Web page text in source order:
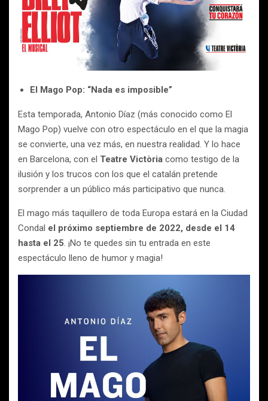
El Mago Pop: “Nada es imposible”
Esta temporada, Antonio Díaz (más conocido como El
Mago Pop) vuelve con otro espectáculo en el que la magia
se convierte, una vez más, en nuestra realidad. Y lo hace
en Barcelona, con el Teatre Victòria como testigo de la
ilusión y los trucos con los que el catalán pretende
sorprender a un público más participativo que nunca.
El mago más taquillero de toda Europa estará en la Ciudad
Condal el próximo septiembre de 2022, desde el 14
hasta el 25. ¡No te quedes sin tu entrada en este
espectáculo lleno de humor y magia!